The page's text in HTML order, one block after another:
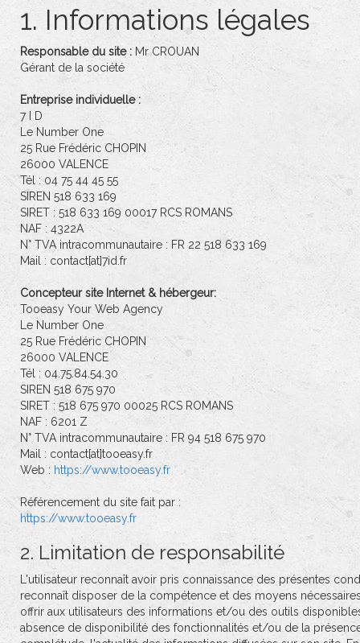
1. Informations légales
Responsable du site : Mr CROUAN
Gérant de la société
Entreprise individuelle :
7 I D
Le Number One
25 Rue Frédéric CHOPIN
26000 VALENCE
Tél : 04 75 44 45 55
SIREN 518 633 169
SIRET : 518 633 169 00017 RCS ROMANS
NAF : 4322A
N° TVA intracommunautaire : FR 22 518 633 169
Mail : contact[at]7id.fr
Concepteur site Internet & hébergeur:
Tooeasy Your Web Agency
Le Number One
25 Rue Frédéric CHOPIN
26000 VALENCE
Tél : 04.75.84.54.30
SIREN 518 675 970
SIRET : 518 675 970 00025 RCS ROMANS
NAF : 6201 Z
N° TVA intracommunautaire : FR 94 518 675 970
Mail : contact[at]tooeasy.fr
Web : https://www.tooeasy.fr
Référencement du site fait par :
https://www.tooeasy.fr
2. Limitation de responsabilité
L'utilisateur reconnaît avoir pris connaissance des présentes
reconnaît disposer de la compétence et des moyens
offrir aux utilisateurs des informations et/ou des outils
absence de disponibilité des fonctionnalités et/ou de la